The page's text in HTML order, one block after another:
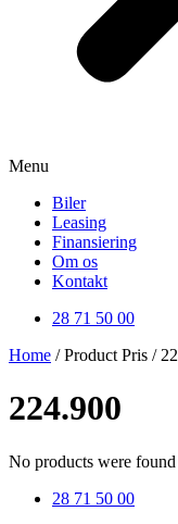
Menu
Biler
Leasing
Finansiering
Om os
Kontakt
28 71 50 00
Home / Product Pris /
224.900
No products were
28 71 50 00